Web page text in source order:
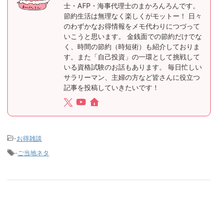
士・AFP・海事代理士のまかろんろんです。
節約生活は無理なく楽しくがモットー！ 日々
のわずかなお得情報をメモ代わりにつづって
いこうと思います。 金銭面での節約だけでな
く、時間の節約（時短術）も紹介しておりま
す。また「自己投資」の一環として挑戦して
いる資格試験のお話もあります。 毎日忙しい
サラリーマン、主婦の方など皆さんに役立つ
記事を投稿していきたいです！
-お得雑談
- ご当地ネタ